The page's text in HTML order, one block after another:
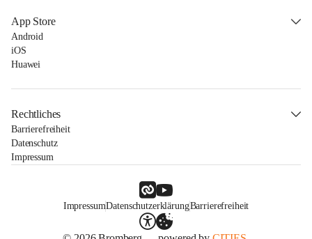
App Store
Android
iOS
Huawei
Rechtliches
Barrierefreiheit
Datenschutz
Impressum
ImpressumDatenschutzerklärungBarrierefreiheit